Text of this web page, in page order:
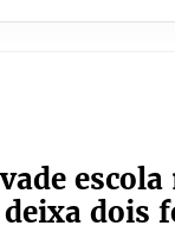
dois